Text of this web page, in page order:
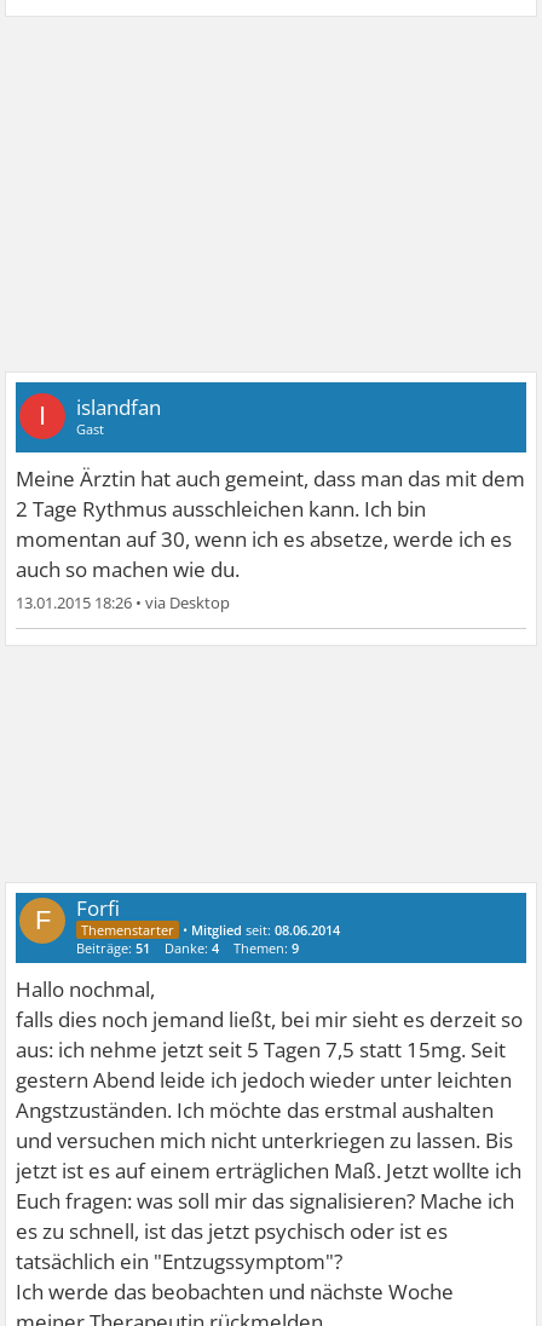
I islandfan
Gast
Meine Ärztin hat auch gemeint, dass man das mit dem
2 Tage Rythmus ausschleichen kann. Ich bin
momentan auf 30, wenn ich es absetze, werde ich es
auch so machen wie du.
13.01.2015 18:26 •
F Forfi
• Mitglied seit:08.06.2014
Beiträge:51 Danke:4 Themen:9
Hallo nochmal,
falls dies noch jemand ließt, bei mir sieht es derzeit so
aus: ich nehme jetzt seit 5 Tagen 7,5 statt 15mg. Seit
gestern Abend leide ich jedoch wieder unter leichten
Angstzuständen. Ich möchte das erstmal aushalten
und versuchen mich nicht unterkriegen zu lassen. Bis
jetzt ist es auf einem erträglichen Maß. Jetzt wollte ich
Euch fragen: was soll mir das signalisieren? Mache ich
es zu schnell, ist das jetzt psychisch oder ist es
tatsächlich ein "Entzugssymptom"?
Ich werde das beobachten und nächste Woche